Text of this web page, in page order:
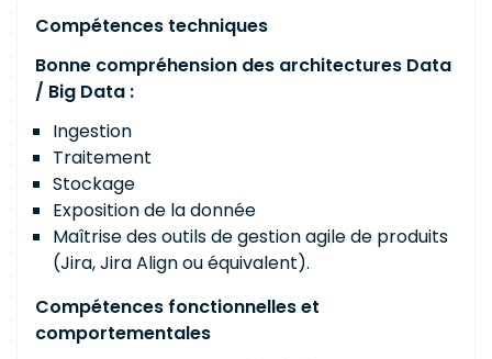
Compétences techniques
Bonne compréhension des architectures Data
/ Big Data :
Ingestion
Traitement
Stockage
Exposition de la donnée
Maîtrise des outils de gestion agile de produits
(Jira, Jira Align ou équivalent).
Compétences fonctionnelles et
comportementales